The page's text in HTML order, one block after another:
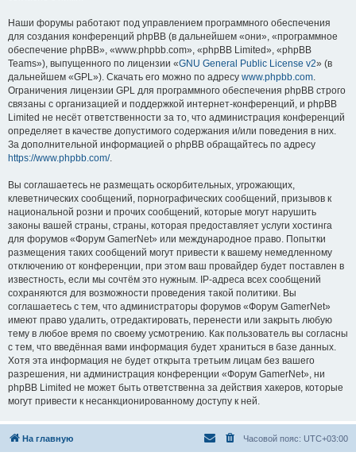
Наши форумы работают под управлением программного обеспечения
для создания конференций phpBB (в дальнейшем «они», «программное
обеспечение phpBB», «www.phpbb.com», «phpBB Limited», «phpBB
Teams»), выпущенного по лицензии «GNU General Public License v2» (в
дальнейшем «GPL»). Скачать его можно по адресу www.phpbb.com.
Ограничения лицензии GPL для программного обеспечения phpBB строго
связаны с организацией и поддержкой интернет-конференций, и phpBB
Limited не несёт ответственности за то, что администрация конференций
определяет в качестве допустимого содержания и/или поведения в них.
За дополнительной информацией о phpBB обращайтесь по адресу
https://www.phpbb.com/.
Вы соглашаетесь не размещать оскорбительных, угрожающих,
клеветнических сообщений, порнографических сообщений, призывов к
национальной розни и прочих сообщений, которые могут нарушить
законы вашей страны, страны, которая предоставляет услуги хостинга
для форумов «Форум GamerNet» или международное право. Попытки
размещения таких сообщений могут привести к вашему немедленному
отключению от конференции, при этом ваш провайдер будет поставлен в
известность, если мы сочтём это нужным. IP-адреса всех сообщений
сохраняются для возможности проведения такой политики. Вы
соглашаетесь с тем, что администраторы форумов «Форум GamerNet»
имеют право удалить, отредактировать, перенести или закрыть любую
тему в любое время по своему усмотрению. Как пользователь вы согласны
с тем, что введённая вами информация будет храниться в базе данных.
Хотя эта информация не будет открыта третьим лицам без вашего
разрешения, ни администрация конференции «Форум GamerNet», ни
phpBB Limited не может быть ответственна за действия хакеров, которые
могут привести к несанкционированному доступу к ней.
На главную Часовой пояс: UTC+03:00